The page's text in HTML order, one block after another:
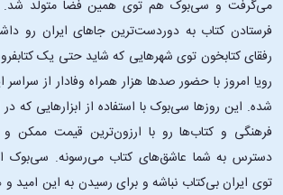
می‌گرفت و سی‌بوک هم توی همین فضا متولد شد.
فرستادن کتاب به دوردست‌ترین جاهای ایران رو
رفقای کتابخون توی شهرهایی که شاید حتی یک
رویا امروز با حضور صدها هزار همراه وفادار از
شده. این ‌روزها سی‌بوک با استفاده از ابزارهایی که
فرهنگی و کتاب‌ها رو با ارزون‌ترین قیمت ممکن و
دسترس به شما عاشق‌های کتاب می‌رسونه. سی‌بوک
توی ایران بی‌کتاب نباشه و برای رسیدن به این امید